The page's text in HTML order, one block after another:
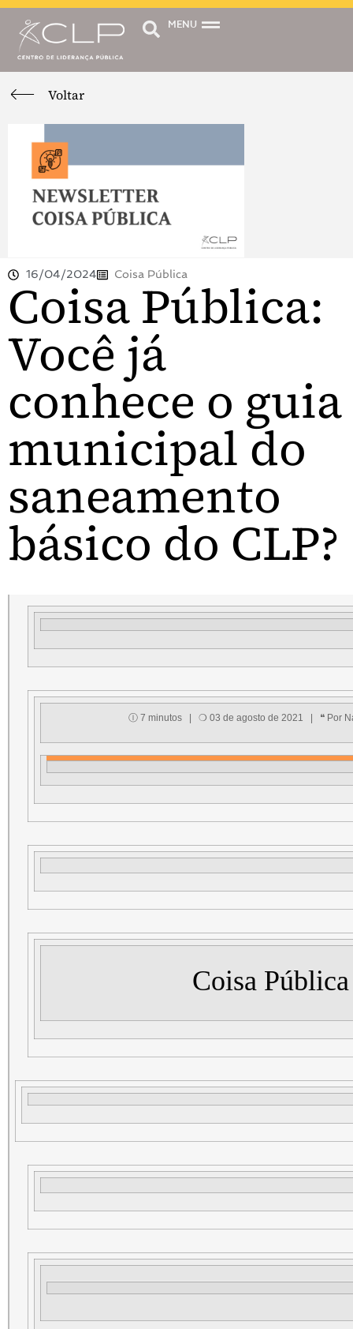
MENU
Voltar
16/04/2024 Coisa Pública
Coisa Pública:
Você já
conhece o guia
municipal do
saneamento
básico do CLP?
Ⓘ 7 minutos | ❍ 03 de agosto de 2021 | ❝ Por
Coisa Pública